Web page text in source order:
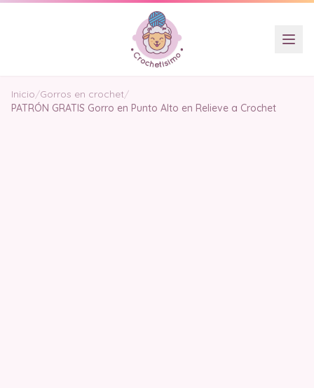
Inicio/Gorros en crochet/
PATRÓN GRATIS Gorro en Punto Alto en Relieve a Crochet